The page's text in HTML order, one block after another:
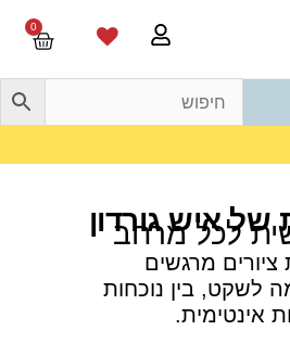
0
של איש גורדון
לכל מרחב
מרגשים
לשקט, בין נוכחות
אינטימית.